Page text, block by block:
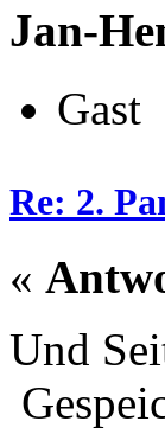
Jan-
Gast
Re: 2.
«
Und